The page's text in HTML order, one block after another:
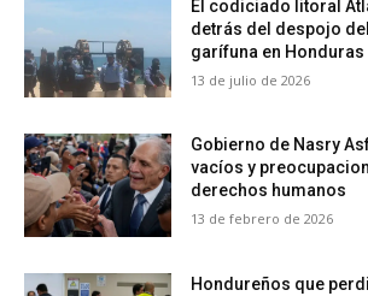
El codiciado litoral
detrás del despojo
garífuna en Honduras
13 de julio de 2026
Gobierno de Nasry
vacíos y
derechos humanos
13 de febrero de 2026
Hondureños que